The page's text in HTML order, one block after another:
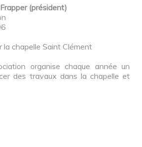
(président)
la chapelle Saint Clément
organise chaque année un
des travaux dans la chapelle et